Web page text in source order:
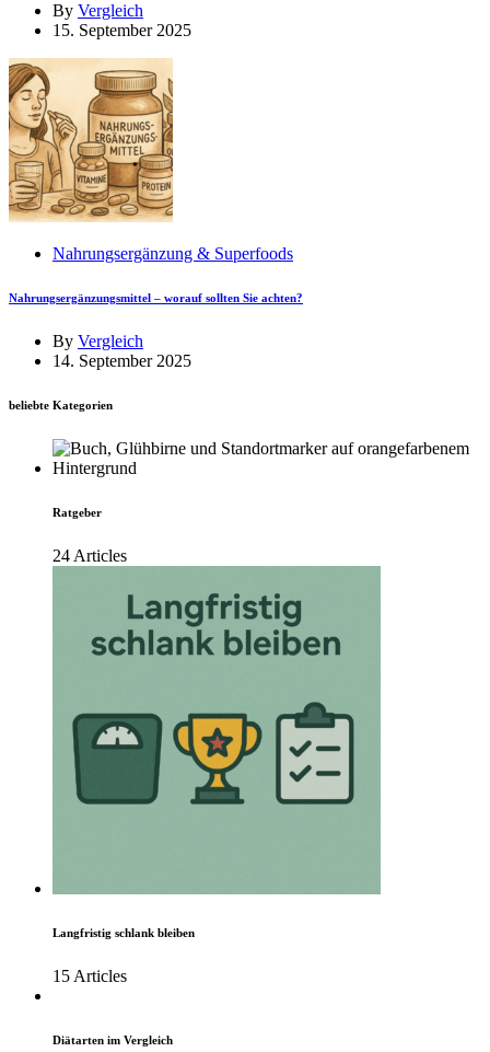
By Vergleich
15. September 2025
Nahrungsergänzung & Superfoods
Nahrungsergänzungsmittel – worauf sollten Sie achten?
By Vergleich
14. September 2025
beliebte Kategorien
Ratgeber
24 Articles
Langfristig schlank bleiben
15 Articles
Diätarten im Vergleich